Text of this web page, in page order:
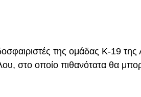
της ομάδας Κ-19
στο οποίο πιθανότατα θα